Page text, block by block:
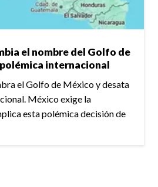
el nombre del Golfo de
internacional
el Golfo de México y desata
México exige la
esta polémica decisión de